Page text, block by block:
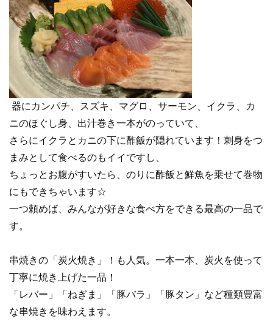
器にカンパチ、スズキ、マグロ、サーモン、イクラ、カ
ニのほぐし身、出汁巻き一本がのっていて、
さらにイクラとカニの下に酢飯が隠れています！刺身をつ
まみとして食べるのもイイですし、
ちょっとお腹がすいたら、のりに酢飯と鮮魚を乗せて巻物
にもできちゃいます☆
一つ頼めば、みんなが好きな食べ方をできる最高の一品で
す。
串焼きの「炭火焼き」！も人気。一本一本、炭火を使って
丁寧に焼き上げた一品！
「レバー」「ねぎま」「豚バラ」「豚タン」など種類豊富
な串焼きを味わえます。